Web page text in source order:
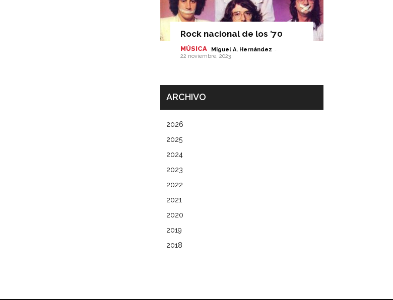
Rock nacional de los ’70
MÚSICA Miguel A. Hernández -
22 noviembre, 2023
ARCHIVO
2026
2025
2024
2023
2022
2021
2020
2019
2018